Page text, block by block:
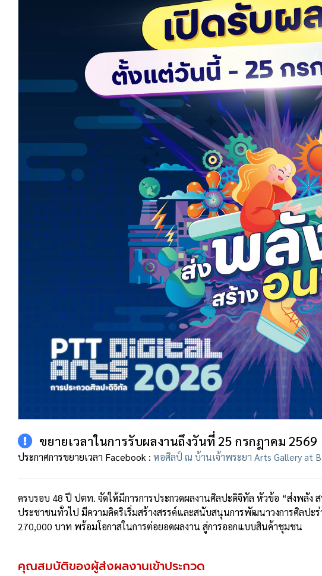
ขยายเวลาในการรับผลงานถึงวันที่ 25 กรกฎาคม 2569
ประกาศการขยายเวลา Facebook : หอศิลป์ ณ บ้านเจ้าพระยา Arts Gallery at
ครบรอบ 48 ปี ปตท. จัดให้มีการการประกวดผลงานศิลปะดิจิทัล หัวข้อ “ส่งพลัง
ประชาชนทั่วไป มีความคิดริเริ่มสร้างสรรค์และสนับสนุนการพัฒนาวงการศิลปะร่
270,000 บาท พร้อมโอกาสในการต่อยอดผลงาน สู่การออกแบบสินค้าชุมชน
คุณสมบัติของผู้ส่งผลงานเข้าประกวด